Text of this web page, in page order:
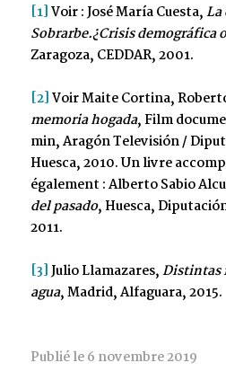
[1]Voir : José María Cuesta,La
Sobrarbe.¿Crisis demográfica
Zaragoza, CEDDAR, 2001.
[2]Voir Maite Cortina,
memoria hogada, Film
min, Aragón Televisión /
Huesca, 2010. Un livre
également : Alberto Sabio
del pasado, Huesca,
2011.
[3]Julio Llamazares,Distintas
agua, Madrid, Alfaguara, 2015.
Publié le 6 novembre 2019